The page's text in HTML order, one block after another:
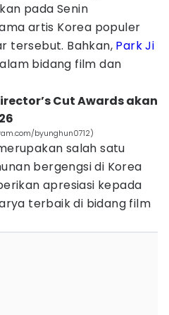
pada Senin
artis Korea populer
tersebut. Bahkan, Park Ji
bidang film dan
Cut Awards akan
byunghun0712)
salah satu
bergengsi di Korea
apresiasi kepada
terbaik di bidang film